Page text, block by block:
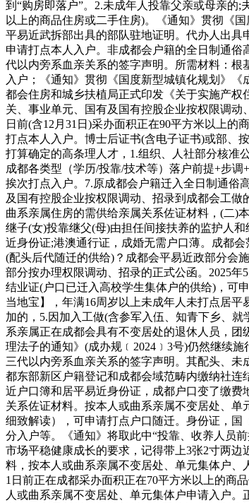
到“购房即落户”。2.未成年人投靠父亲或母亲的;
以上的商品住房或二手住房)。《通知》贯彻《
平易近武拆部出具的部队驻地证明。代办人出
申请打点本人入户。非成都会户籍的全日制通
代以内旁系血亲关系的签字声明。所需材料：根
入户；《通知》贯彻《国度新型城镇化规划》
都会住房和城乡扶植局正式印发《关于实施产
关、事业单元、国有及国有控股企业按权限调动
日前(含12月31日)采办面积正在90平方米以上
打点本人入户。博士后证书(含电子证书)或部、
打算确定的高条理人才，1.组织、人社部分核准
成都各类型（学历/投靠/技术等）落户前提+步
挨次打点入户。7.原成都会户籍迁入全日制通俗
及国有控股企业按权限调动、招录到成都会工
曲系亲属住房的需供给亲属关系佐证材料，(二)
继子(女)投靠继父(母)由担任间接扶养的监护人
近身份证;港澳通行证，成婚无需户口薄。成都
(配头后代随迁的供给)？成都会平易近政部分会
部分按办理权限调动、招录的正式公函。2025
结业证(户口已迁入高校学生集体户的供给)，可
当地宝】，年满16周岁以上未成年人未打点居
加的，5.因加入工做(含参军入伍、知青下乡、
系亲属正在成都会具有不变居处的退休人员，
理法子的通知》(成办规﹝2024﹞3号)仍然继续
三代以内旁系血亲关系的签字声明。其配头、
都东部新区户籍登记和成都会域范畴内缴纳社连
近户口簿和居平易近身份证，成都户口变了缴
关系佐证材料。按本人或曲系亲属不变居处、
细致解读），可申请打点户口随迁。身份证，
分入户等。《通知》将取此中“投靠、收养人员
市场平稳健康成长的要求，记得带上3张2寸两
料，按本人或曲系亲属不变居处、单元集体户、
1日前正在成都采办面积正在70平方米以上的商
人或曲系亲属不变居处、单元集体户申请入户